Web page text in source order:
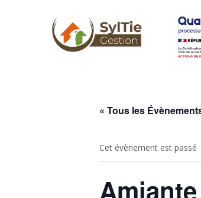
« Tous les
Cet évènement est passé